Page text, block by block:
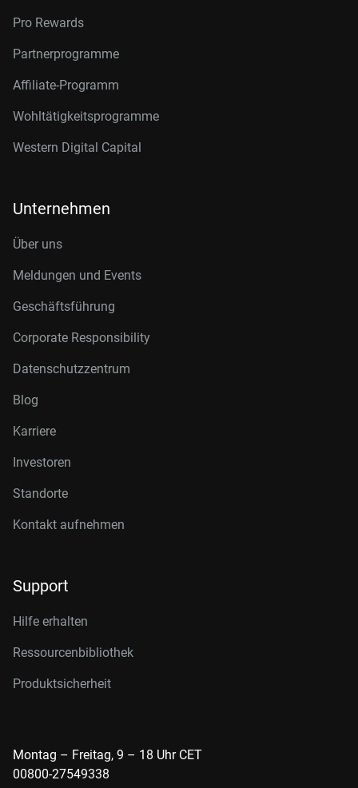
Pro Rewards
Partnerprogramme
Affiliate-Programm
Wohltätigkeitsprogramme
Western Digital Capital
Unternehmen
Über uns
Meldungen und Events
Geschäftsführung
Corporate Responsibility
Datenschutzzentrum
Blog
Karriere
Investoren
Standorte
Kontakt aufnehmen
Support
Hilfe erhalten
Ressourcenbibliothek
Produktsicherheit
Montag – Freitag, 9 – 18 Uhr CET
00800-27549338